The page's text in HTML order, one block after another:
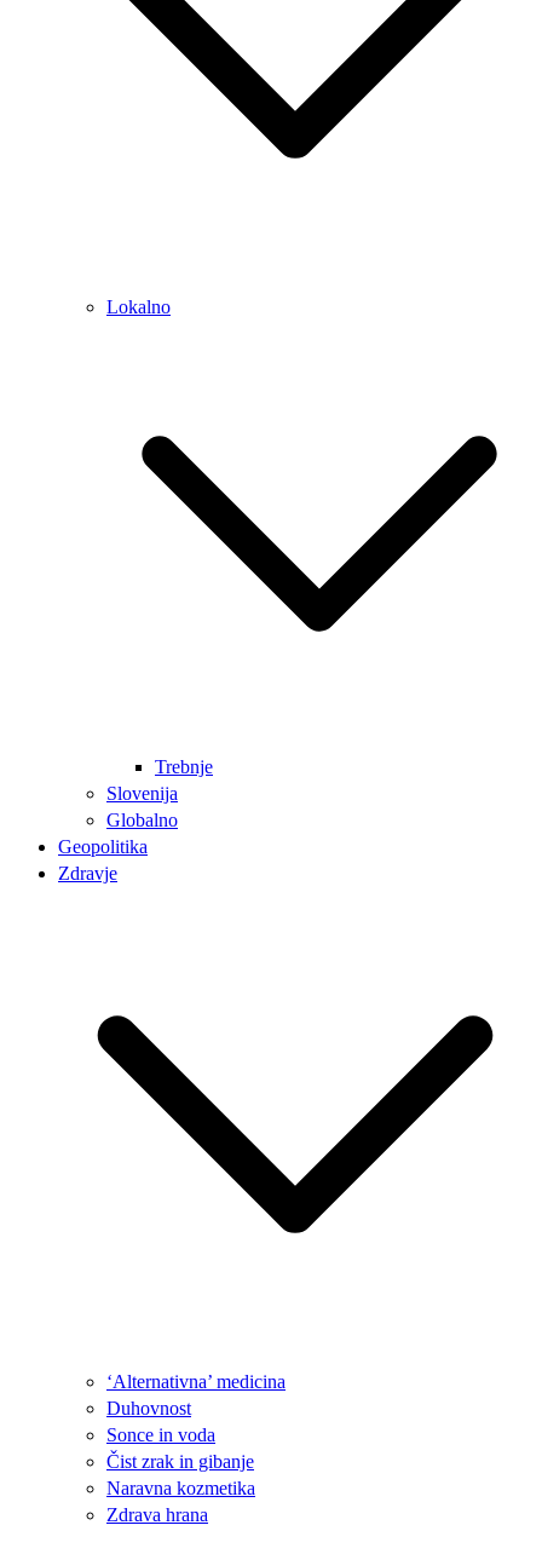
Lokalno
Trebnje
Slovenija
Globalno
Geopolitika
Zdravje
‘Alternativna’ medicina
Duhovnost
Sonce in voda
Čist zrak in gibanje
Naravna kozmetika
Zdrava hrana